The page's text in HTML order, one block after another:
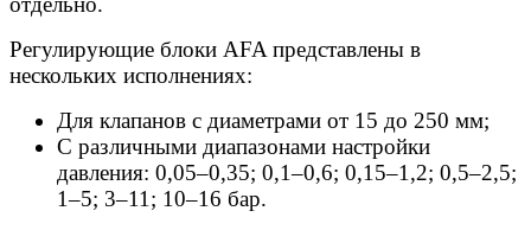
Регулирующие блоки AFA представлены в
нескольких исполнениях:
Для клапанов с диаметрами от 15 до 250 мм;
C различными диапазонами настройки
давления: 0,05–0,35; 0,1–0,6; 0,15–1,2; 0,5–2,5;
1–5; 3–11; 10–16 бар.